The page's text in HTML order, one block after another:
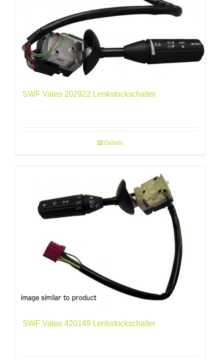
SWF Valeo 202922 Lenkstockschalter
Details
SWF Valeo 420149 Lenkstockschalter